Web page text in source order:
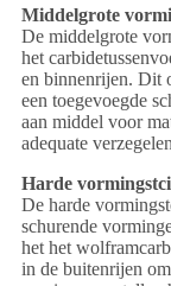
Middelgrote
De middelgrote
het
en binnenrijen. Dit
een toegevoegde
aan middel voor
adequate
Harde vormings
De harde
schurende
het het
in de buitenrijen